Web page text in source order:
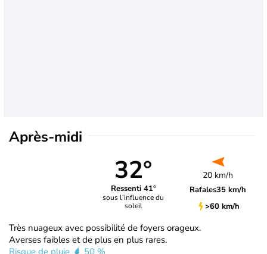
Après-midi
32°
Ressenti 41°
sous l’influence du
soleil
20 km/h
Rafales35 km/h
>60 km/h
Très nuageux avec possibilité de foyers orageux.
Averses faibles et de plus en plus rares.
Risque de pluie
50 %